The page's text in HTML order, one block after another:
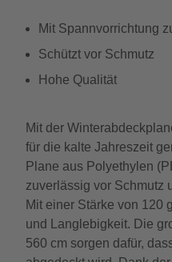
Mit Spannvorrichtung
Schützt vor Schmutz
Hohe Qualität
Mit der
für die kalte Jahreszeit
Plane aus Polyethylen
zuverlässig vor Schmutz
Mit einer Stärke von 120
und Langlebigkeit. Die
560 cm sorgen dafür,